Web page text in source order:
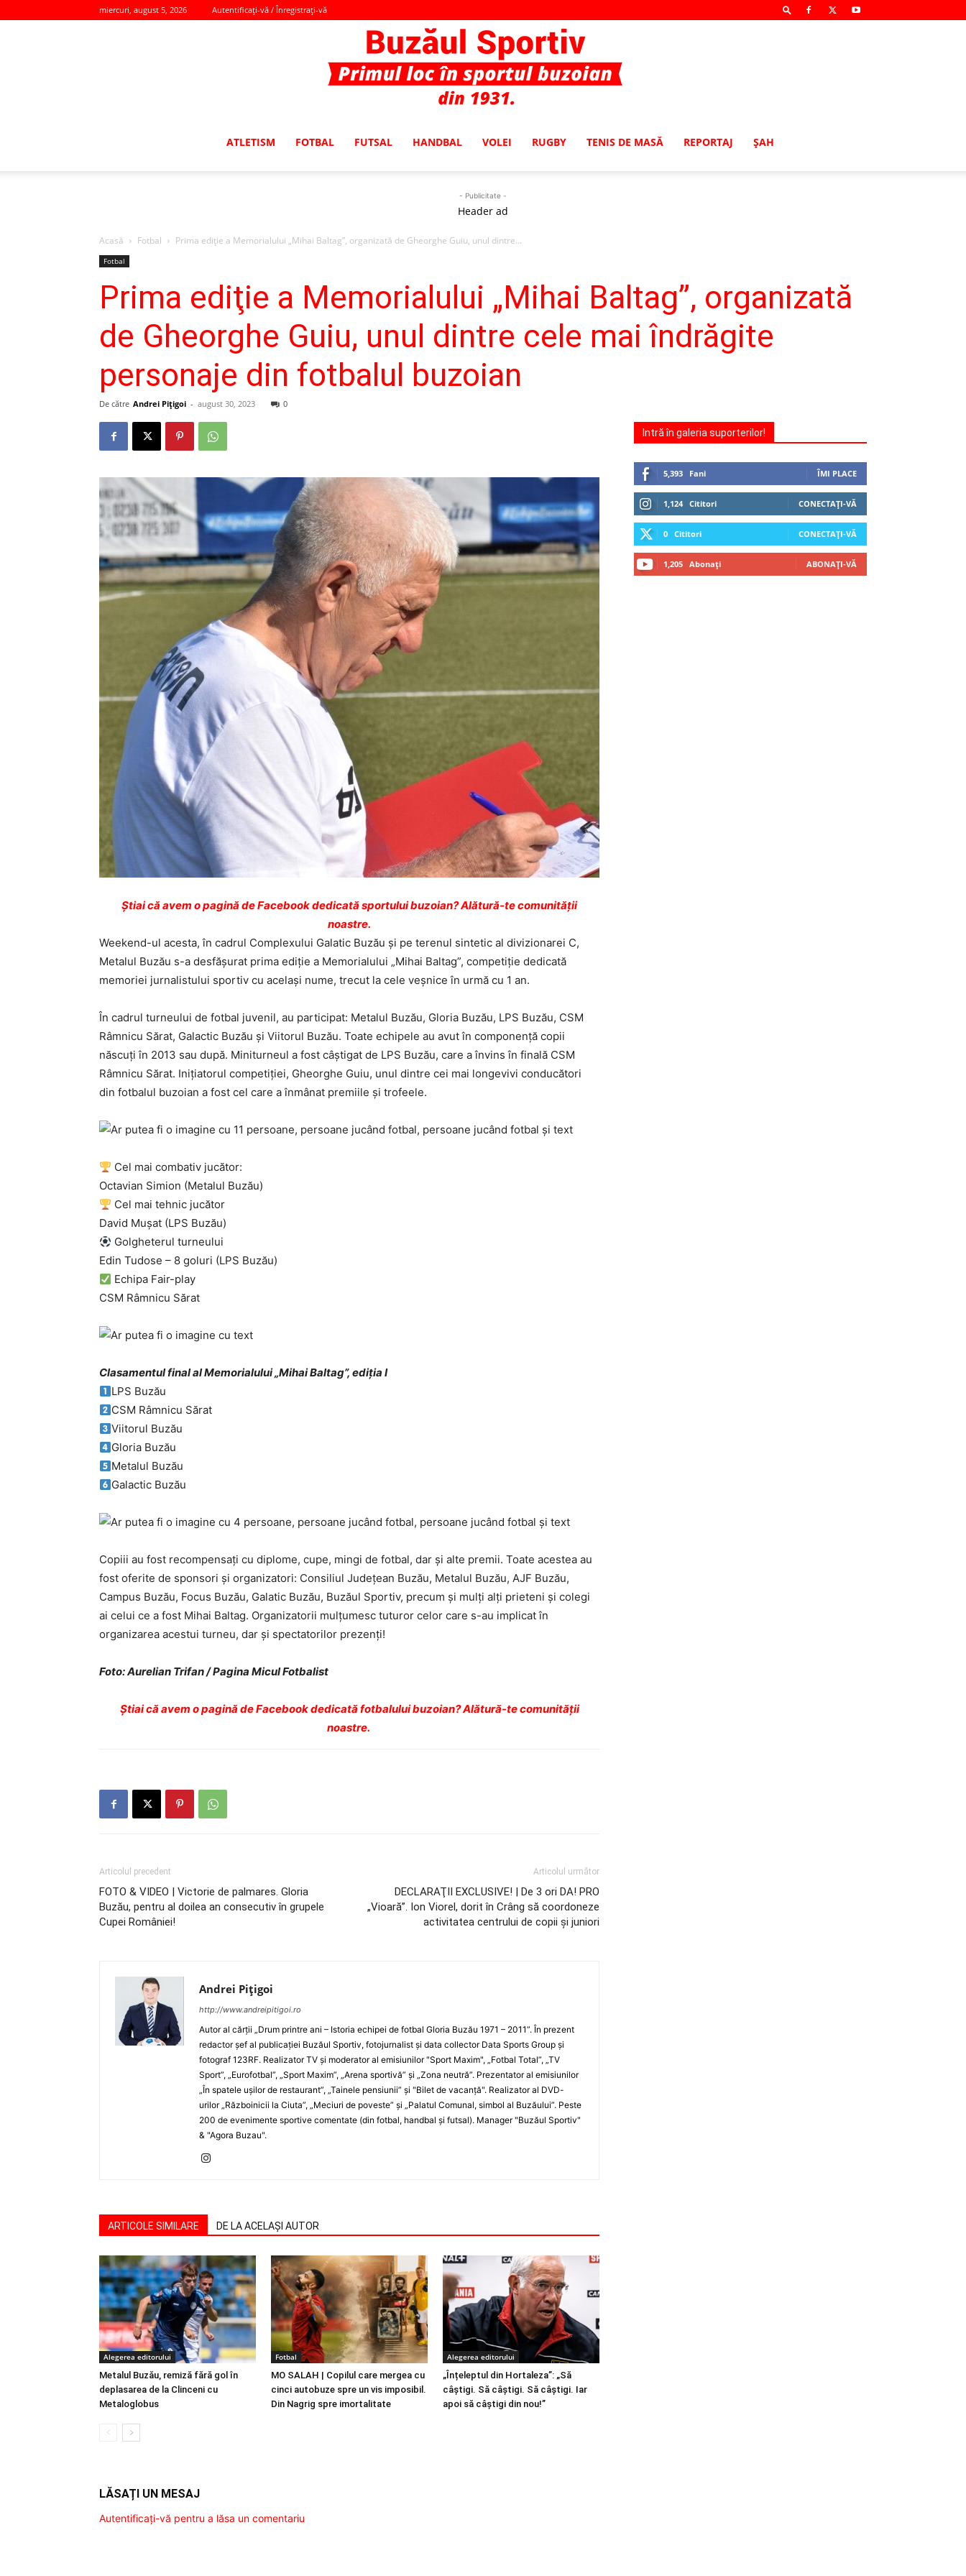
miercuri, august 5, 2026 Autentificați-vă / Înregistrați-vă
ATLETISM FOTBAL FUTSAL HANDBAL VOLEI RUGBY TENIS DE MASĂ REPORTAJ ŞAH
- Publicitate -
Header ad
Acasă Fotbal Prima ediţie a Memorialului „Mihai Baltag”, organizată de Gheorghe Guiu, unul dintre...
Fotbal
Prima ediţie a Memorialului „Mihai Baltag”, organizată
de Gheorghe Guiu, unul dintre cele mai îndrăgite
personaje din fotbalul buzoian
De către Andrei Pițigoi - august 30, 2023 0
Ştiai că avem o pagină de Facebook dedicată sportului buzoian? Alătură-te comunității
noastre.
Weekend-ul acesta, în cadrul Complexului Galatic Buzău şi pe terenul sintetic al divizionarei C,
Metalul Buzău s-a desfăşurat prima ediţie a Memorialului „Mihai Baltag”, competiţie dedicată
memoriei jurnalistului sportiv cu acelaşi nume, trecut la cele veşnice în urmă cu 1 an.
În cadrul turneului de fotbal juvenil, au participat: Metalul Buzău, Gloria Buzău, LPS Buzău, CSM
Râmnicu Sărat, Galactic Buzău şi Viitorul Buzău. Toate echipele au avut în componenţă copii
născuţi în 2013 sau după. Miniturneul a fost câştigat de LPS Buzău, care a învins în finală CSM
Râmnicu Sărat. Iniţiatorul competiţiei, Gheorghe Guiu, unul dintre cei mai longevivi conducători
din fotbalul buzoian a fost cel care a înmânat premiile şi trofeele.
Cel mai combativ jucător:
Octavian Simion (Metalul Buzău)
Cel mai tehnic jucător
David Muşat (LPS Buzău)
Golgheterul turneului
Edin Tudose – 8 goluri (LPS Buzău)
Echipa Fair-play
CSM Râmnicu Sărat
Clasamentul final al Memorialului „Mihai Baltag”, ediţia I
LPS Buzău
CSM Râmnicu Sărat
Viitorul Buzău
Gloria Buzău
Metalul Buzău
Galactic Buzău
Copiii au fost recompensați cu diplome, cupe, mingi de fotbal, dar și alte premii. Toate acestea au
fost oferite de sponsori și organizatori: Consiliul Județean Buzău, Metalul Buzău, AJF Buzău,
Campus Buzău, Focus Buzău, Galatic Buzău, Buzăul Sportiv, precum și mulți alți prieteni și colegi
ai celui ce a fost Mihai Baltag. Organizatorii mulţumesc tuturor celor care s-au implicat în
organizarea acestui turneu, dar şi spectatorilor prezenţi!
Foto: Aurelian Trifan / Pagina Micul Fotbalist
Ştiai că avem o pagină de Facebook dedicată fotbalului buzoian? Alătură-te comunității
noastre.
Articolul precedent
FOTO & VIDEO | Victorie de palmares. Gloria
Buzău, pentru al doilea an consecutiv în grupele
Cupei României!
Articolul următor
DECLARAŢII EXCLUSIVE! | De 3 ori DA! PRO
„Vioară”. Ion Viorel, dorit în Crâng să coordoneze
activitatea centrului de copii şi juniori
Andrei Pițigoi
http://www.andreipitigoi.ro
Autor al cărţii „Drum printre ani – Istoria echipei de fotbal Gloria Buzău 1971 – 2011”. În prezent
redactor şef al publicaţiei Buzăul Sportiv, fotojurnalist şi data collector Data Sports Group şi
fotograf 123RF. Realizator TV şi moderator al emisiunilor "Sport Maxim", „Fotbal Total”, „TV
Sport”, „Eurofotbal”, „Sport Maxim”, „Arena sportivă” şi „Zona neutră”. Prezentator al emisiunilor
„În spatele uşilor de restaurant”, „Tainele pensiunii” şi "Bilet de vacanţă". Realizator al DVD-
urilor „Războinicii la Ciuta”, „Meciuri de poveste” şi „Palatul Comunal, simbol al Buzăului”. Peste
200 de evenimente sportive comentate (din fotbal, handbal şi futsal). Manager "Buzăul Sportiv"
& "Agora Buzau".
ARTICOLE SIMILARE DE LA ACELAȘI AUTOR
Alegerea editorului
Metalul Buzău, remiză fără gol în
deplasarea de la Clinceni cu
Metaloglobus
Fotbal
MO SALAH | Copilul care mergea cu
cinci autobuze spre un vis imposibil.
Din Nagrig spre imortalitate
Alegerea editorului
„Înțeleptul din Hortaleza”: „Să
câștigi. Să câștigi. Să câștigi. Iar
apoi să câștigi din nou!”
LĂSAȚI UN MESAJ
Autentificați-vă pentru a lăsa un comentariu
Intră în galeria suporterilor!
5,393 Fani ÎMI PLACE
1,124 Cititori CONECTAȚI-VĂ
0 Cititori CONECTAȚI-VĂ
1,205 Abonați ABONAȚI-VĂ